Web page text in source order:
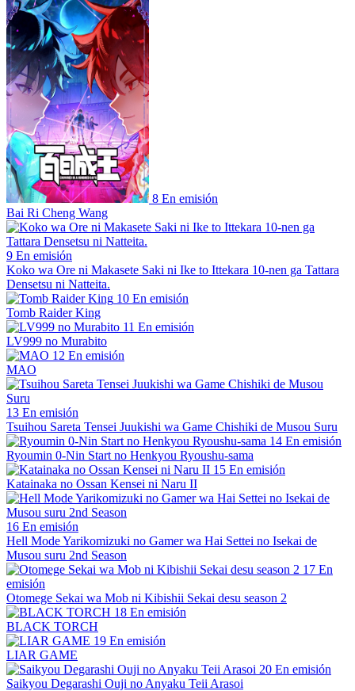
8 En emisión
Bai Ri Cheng Wang
9 En emisión
Koko wa Ore ni Makasete Saki ni Ike to Ittekara 10-nen ga Tattara
Densetsu ni Natteita.
10 En emisión
Tomb Raider King
11 En emisión
LV999 no Murabito
12 En emisión
MAO
13 En emisión
Tsuihou Sareta Tensei Juukishi wa Game Chishiki de Musou Suru
14 En emisión
Ryoumin 0-Nin Start no Henkyou Ryoushu-sama
15 En emisión
Katainaka no Ossan Kensei ni Naru II
16 En emisión
Hell Mode Yarikomizuki no Gamer wa Hai Settei no Isekai de
Musou suru 2nd Season
17 En
emisión
Otomege Sekai wa Mob ni Kibishii Sekai desu season 2
18 En emisión
BLACK TORCH
19 En emisión
LIAR GAME
20 En emisión
Saikyou Degarashi Ouji no Anyaku Teii Arasoi